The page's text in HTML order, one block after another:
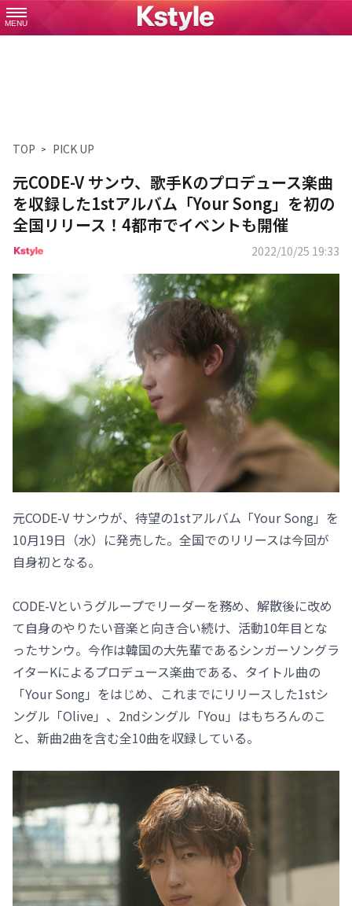
MENU
TOP PICK UP
元CODE-V サンウ、歌手Kのプロデュース楽曲
を収録した1stアルバム「Your Song」を初の
全国リリース！4都市でイベントも開催
2022/10/25 19:33
元CODE-V サンウが、待望の1stアルバム「Your Song」を
10月19日（水）に発売した。全国でのリリースは今回が
自身初となる。
CODE-Vというグループでリーダーを務め、解散後に改め
て自身のやりたい音楽と向き合い続け、活動10年目とな
ったサンウ。今作は韓国の大先輩であるシンガーソングラ
イターKによるプロデュース楽曲である、タイトル曲の
「Your Song」をはじめ、これまでにリリースした1stシ
ングル「Olive」、2ndシングル「You」はもちろんのこ
と、新曲2曲を含む全10曲を収録している。